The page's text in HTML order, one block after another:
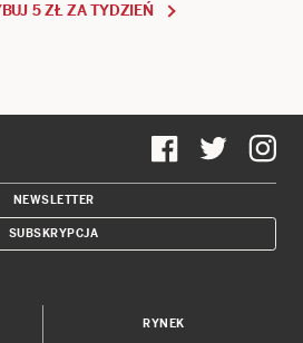
5 ZŁ ZA TYDZIEŃ
NEWSLETTER
SUBSKRYPCJA
RYNEK